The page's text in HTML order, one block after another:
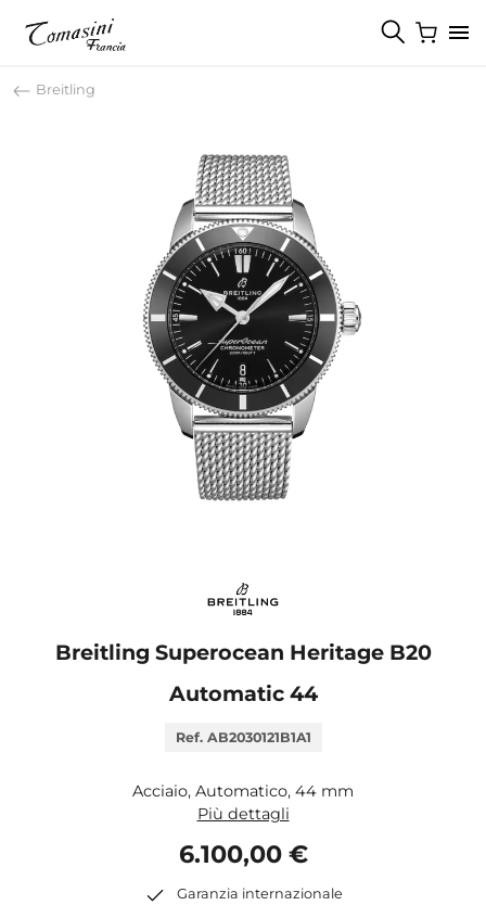
Breitling
Breitling Superocean Heritage B20
Automatic 44
Ref. AB2030121B1A1
Acciaio, Automatico, 44 mm
Più dettagli
6.100,00 €
Garanzia internazionale